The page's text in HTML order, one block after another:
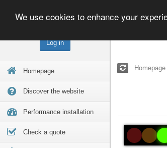
Log in
Homepage
Discover the website
Performance installation
Check a quote
We use cookies to enhance your
Homepage